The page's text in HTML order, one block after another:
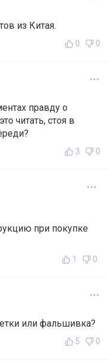
из Китая.
0 0
правду о
читать, стоя в
3 0
при покупке
1 0
или фальшивка?
5 0